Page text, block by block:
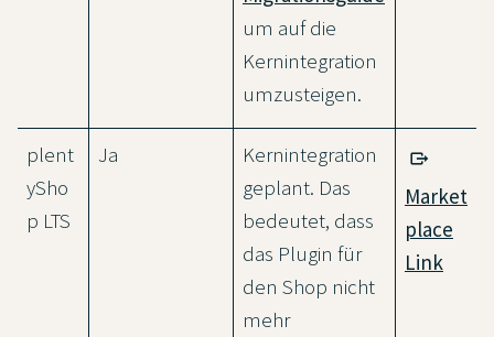
um auf die
Kernintegration
umzusteigen.
plent
ySho
p LTS
Ja
Kernintegration
geplant. Das
bedeutet, dass
das Plugin für
den Shop nicht
mehr
Market
place
Link